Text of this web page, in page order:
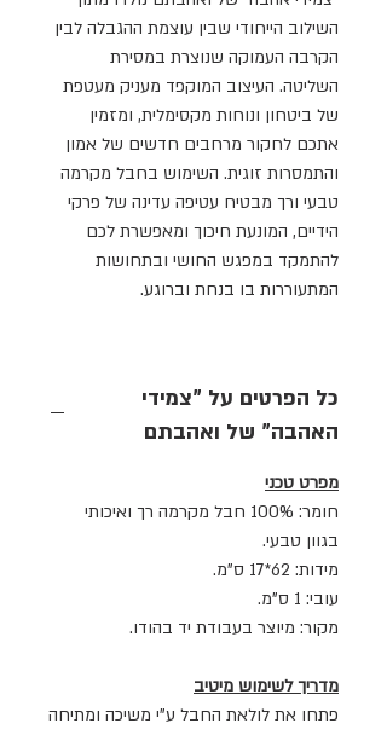
השילוב הייחודי שבין עוצמת ההגבלה לבין
הקרבה העמוקה שנוצרת במסירת
השליטה. העיצוב המוקפד מעניק מעטפת
של ביטחון ונוחות מקסימלית, ומזמין
אתכם לחקור מרחבים חדשים של אמון
והתמסרות זוגית. השימוש בחבל מקרמה
טבעי ורך מבטיח עטיפה עדינה של פרקי
הידיים, המונעת חיכוך ומאפשרת לכם
להתמקד במפגש החושי ובתחושות
המתעוררות בו בנחת וברוגע.
כל הפרטים על "צמידי
האהבה" של ואהבתם
מפרט טכני
חומר: 100% חבל מקרמה רך ואיכותי
בגוון טבעי.
מידות: 62*17 ס"מ.
עובי: 1 ס"מ.
מקור: מיוצר בעבודת יד בהודו.
מדריך לשימוש מיטיב
פתחו את לולאת החבל ע"י משיכה ומתיחה